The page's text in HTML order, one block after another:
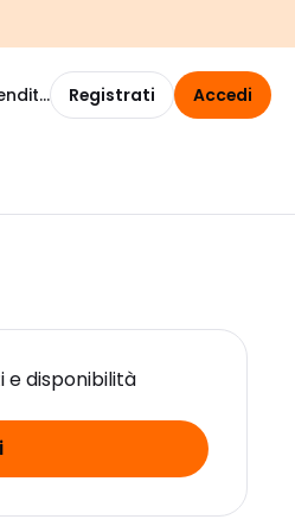
Registrati Accedi
e disponibilità